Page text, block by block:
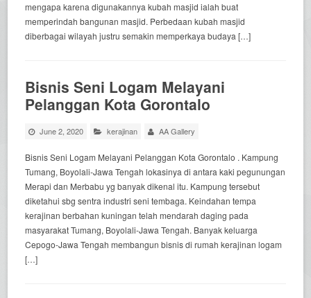
mengapa karena digunakannya kubah masjid ialah buat
memperindah bangunan masjid. Perbedaan kubah masjid
diberbagai wilayah justru semakin memperkaya budaya […]
Bisnis Seni Logam Melayani
Pelanggan Kota Gorontalo
June 2, 2020 kerajinan AA Gallery
Bisnis Seni Logam Melayani Pelanggan Kota Gorontalo . Kampung
Tumang, Boyolali-Jawa Tengah lokasinya di antara kaki pegunungan
Merapi dan Merbabu yg banyak dikenal itu. Kampung tersebut
diketahui sbg sentra industri seni tembaga. Keindahan tempa
kerajinan berbahan kuningan telah mendarah daging pada
masyarakat Tumang, Boyolali-Jawa Tengah. Banyak keluarga
Cepogo-Jawa Tengah membangun bisnis di rumah kerajinan logam
[…]